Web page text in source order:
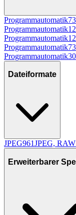
Programmautomatik
Programmautomatik
Programmautomatik
Programmautomatik73
Programmautomatik30
Dateiformate
JPEG961JPEG, RAW
Erweiterbarer